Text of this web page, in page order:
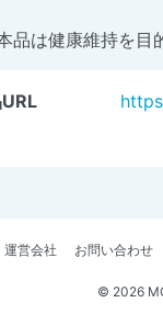
品は健康維持を目
運営会社 お問い合わせ
© 2026